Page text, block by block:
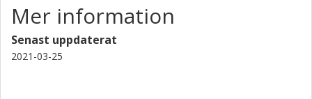
Mer information
Senast uppdaterat
2021-03-25